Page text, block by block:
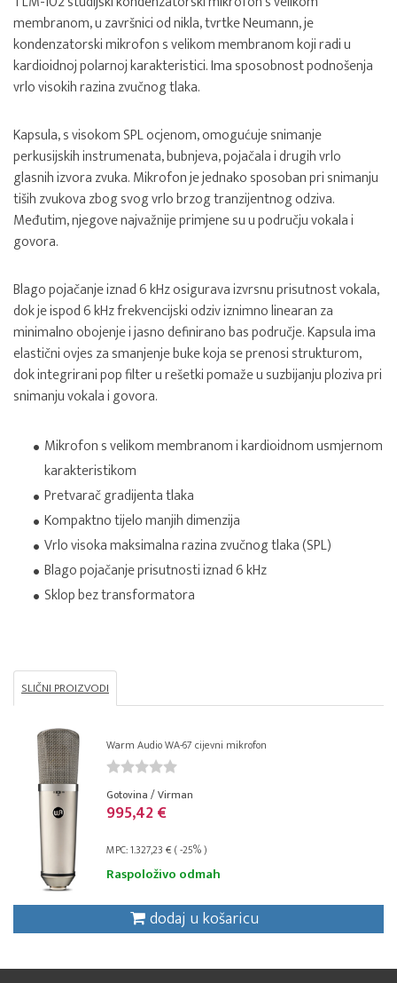
membranom, u završnici od nikla, tvrtke Neumann, je
kondenzatorski mikrofon s velikom membranom koji radi u
kardioidnoj polarnoj karakteristici. Ima sposobnost podnošenja
vrlo visokih razina zvučnog tlaka.
Kapsula, s visokom SPL ocjenom, omogućuje snimanje
perkusijskih instrumenata, bubnjeva, pojačala i drugih vrlo
glasnih izvora zvuka. Mikrofon je jednako sposoban pri snimanju
tiših zvukova zbog svog vrlo brzog tranzijentnog odziva.
Međutim, njegove najvažnije primjene su u području vokala i
govora.
Blago pojačanje iznad 6 kHz osigurava izvrsnu prisutnost vokala,
dok je ispod 6 kHz frekvencijski odziv iznimno linearan za
minimalno obojenje i jasno definirano bas područje. Kapsula ima
elastični ovjes za smanjenje buke koja se prenosi strukturom,
dok integrirani pop filter u rešetki pomaže u suzbijanju ploziva pri
snimanju vokala i govora.
Mikrofon s velikom membranom i kardioidnom usmjernom
karakteristikom
Pretvarač gradijenta tlaka
Kompaktno tijelo manjih dimenzija
Vrlo visoka maksimalna razina zvučnog tlaka (SPL)
Blago pojačanje prisutnosti iznad 6 kHz
Sklop bez transformatora
SLIČNI PROIZVODI
Warm Audio WA-67 cijevni mikrofon
Gotovina / Virman
995,42 €
MPC: 1.327,23 € ( -25% )
Raspoloživo odmah
dodaj u košaricu